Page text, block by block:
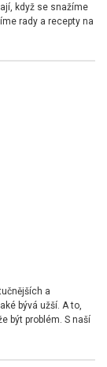
když se snažíme
rady a recepty na
a
bývá užší. A to,
být problém. S naší